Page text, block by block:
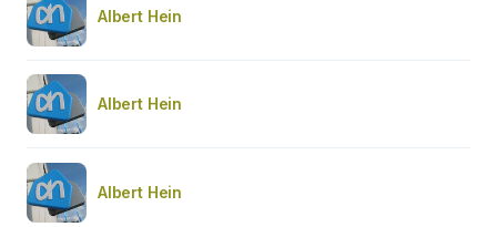
Albert Hein
Albert Hein
Albert Hein